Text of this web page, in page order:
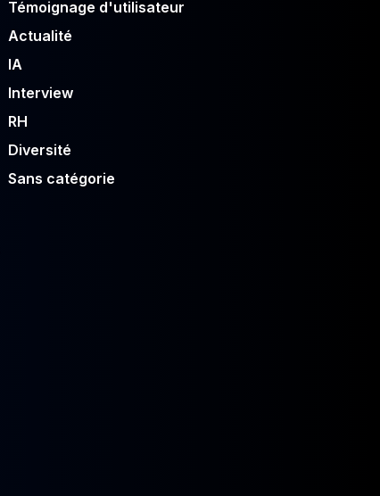
Témoignage d'utilisateur
Actualité
IA
Interview
RH
Diversité
Sans catégorie